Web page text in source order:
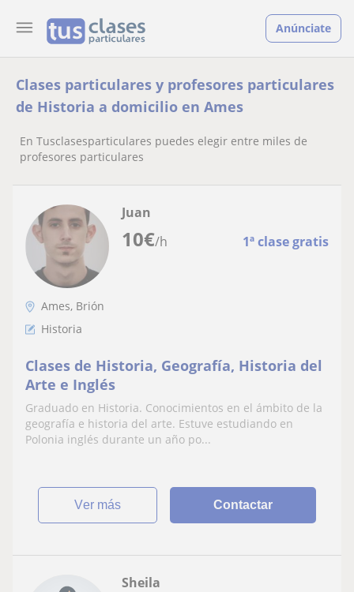
Anúnciate
Clases particulares y profesores particulares
de Historia a domicilio en Ames
En Tusclasesparticulares puedes elegir entre miles de
profesores particulares
10€/h 1ª clase gratis
Juan
Ames, Brión
Historia
Clases de Historia, Geografía, Historia del
Arte e Inglés
Graduado en Historia. Conocimientos en el ámbito de la
geografía e historia del arte. Estuve estudiando en
Polonia inglés durante un año po...
ver más Contactar
Sheila